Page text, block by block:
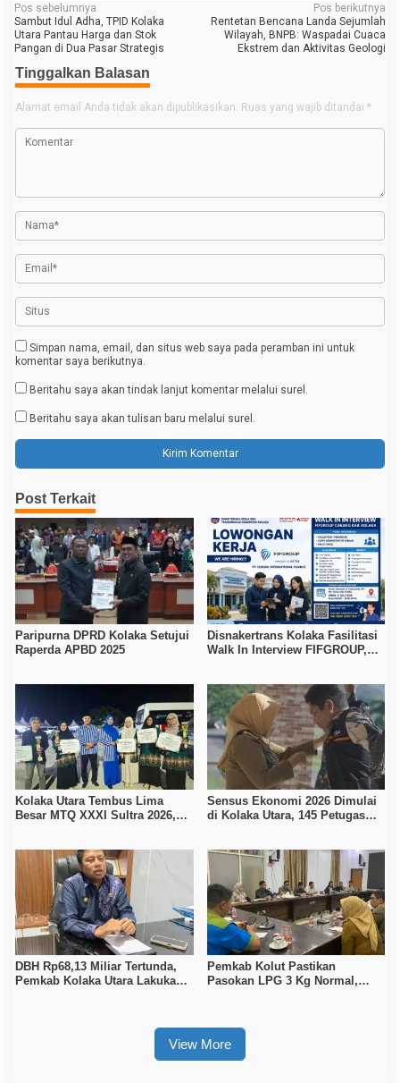
N
a
v
i
g
a
p
o
s
Pos sebelumnya
Sambut Idul Adha, TPID Kolaka
Utara Pantau Harga dan Stok
Pangan di Dua Pasar Strategis
Pos berikutnya
Rentetan Bencana Landa Sejumlah
Wilayah, BNPB: Waspadai Cuaca
Ekstrem dan Aktivitas Geologi
Tinggalkan Balasan
Alamat email Anda tidak akan dipublikasikan. Ruas yang wajib ditandai *
Simpan nama, email, dan situs web saya pada peramban ini untuk
komentar saya berikutnya.
Beritahu saya akan tindak lanjut komentar melalui surel.
Beritahu saya akan tulisan baru melalui surel.
Post Terkait
Paripurna DPRD Kolaka Setujui
Raperda APBD 2025
Disnakertrans Kolaka Fasilitasi
Walk In Interview FIFGROUP,
Kolaka Utara Tembus Lima
Besar MTQ XXXI Sultra 2026,
Sensus Ekonomi 2026 Dimulai
di Kolaka Utara, 145 Petugas
DBH Rp68,13 Miliar Tertunda,
Pemkab Kolaka Utara Lakukan
Pemkab Kolut Pastikan
Pasokan LPG 3 Kg Normal,
View More